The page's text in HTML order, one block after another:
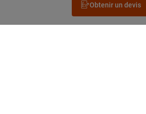
Obtenir un devis